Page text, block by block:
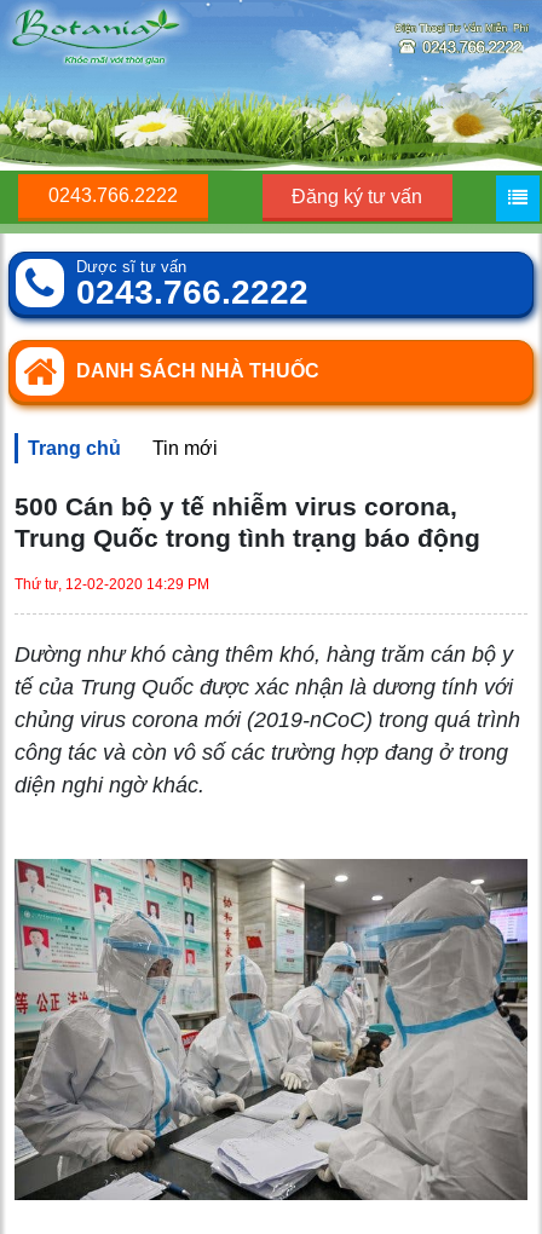
0243.766.2222 Đăng ký tư vấn
Dược sĩ tư vấn
0243.766.2222
DANH SÁCH NHÀ THUỐC
Trang chủ Tin mới
500 Cán bộ y tế nhiễm virus corona,
Trung Quốc trong tình trạng báo động
Thứ tư, 12-02-2020 14:29 PM
Dường như khó càng thêm khó, hàng trăm cán bộ y
tế của Trung Quốc được xác nhận là dương tính với
chủng virus corona mới (2019-nCoC) trong quá trình
công tác và còn vô số các trường hợp đang ở trong
diện nghi ngờ khác.